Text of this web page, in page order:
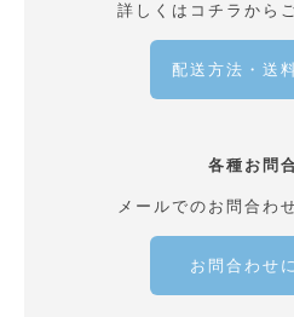
詳しくはコチラから
配送方法・送
各種お問
メールでのお問合わ
お問合わせ